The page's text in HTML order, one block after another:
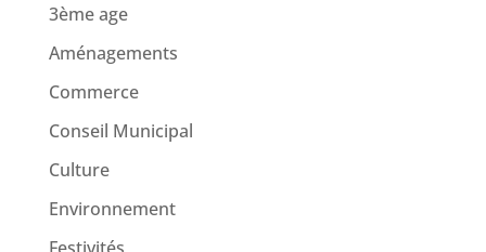
3ème age
Aménagements
Commerce
Conseil Municipal
Culture
Environnement